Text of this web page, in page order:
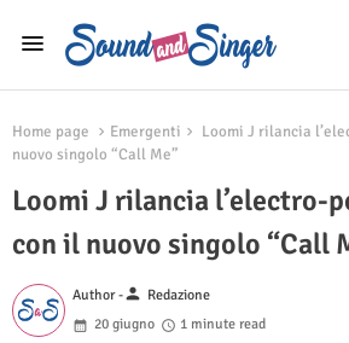
Home page Emergenti
Loomi J rilancia
nuovo singolo “Call Me”
Loomi J rilancia l’electro-
con il nuovo singolo “Call
Author -person Redazione
20 giugno
1 minute read